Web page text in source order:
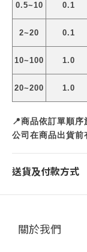
0.5~10 0.1
2~20 0.1
10~100 1.0
20~200 1.0
📍商品依訂單順序
公司在商品出貨前
送貨及付款方式
關於我們